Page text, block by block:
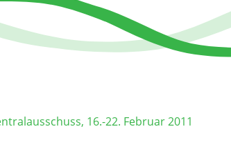
16.-22. Februar 2011